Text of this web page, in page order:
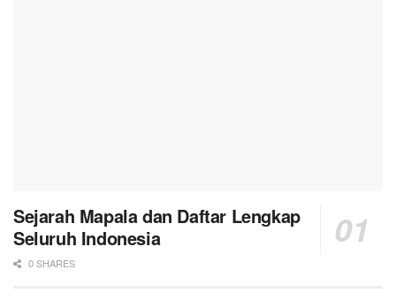
Sejarah Mapala dan Daftar Lengkap
Seluruh Indonesia
0 SHARES